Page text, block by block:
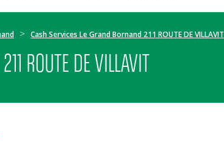
Cash Services Le Grand Bornand 211 ROUTE DE VILLAVIT
ROUTE DE VILLAVIT